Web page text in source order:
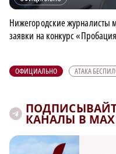
Нижегородские журналисты
заявки на конкурс
ОФИЦИАЛЬНО АТАКА
КАНАЛЫ В MAX